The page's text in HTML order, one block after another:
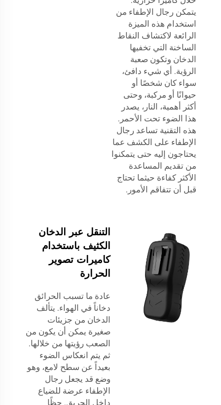
يتمكن رجال الإطفاء من
استخدام هذه الميزة
الرائعة لاكتشاف النقاط
الساخنة التي تخفيها
الدخان وتكون صعبة
الرؤية. أي شيء دافئ،
سواء كان شخصًا أو
حيوانًا أو مركبة، وحتى
أكثر أهمية، النار، يصدر
هذا الضوء تحت الأحمر.
هذه التقنية تساعد رجال
الإطفاء على الكشف عما
يحتاجون إليه حتى يتمكنوا
من تقديم المساعدة
الأكثر كفاءة حيثما تحتاج
قبل أن تتفاقم الأمور.
التنقل عبر الدخان
الكثيف باستخدام
كاميرات تصوير
الحرارة
عادة ما تسبب الحرائق
دخاناً في الهواء. يتألف
الدخان من جزيئات
صغيرة يمكن أن يكون من
الصعب رؤيتها من خلالها.
ثم يتم انعكاس الضوء
بعيداً عن سطح لامع، وهو
وضع قد يجعل رجال
الإطفاء عرضة للضياع
داخل الحريق. حظًا